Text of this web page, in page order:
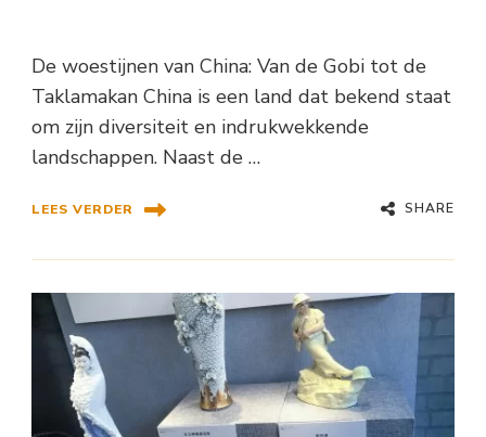
De woestijnen van China: Van de Gobi tot de
Taklamakan China is een land dat bekend staat
om zijn diversiteit en indrukwekkende
landschappen. Naast de …
LEES VERDER SHARE